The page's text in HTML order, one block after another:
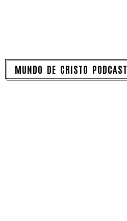
MUNDO DE CRISTO PODCAST